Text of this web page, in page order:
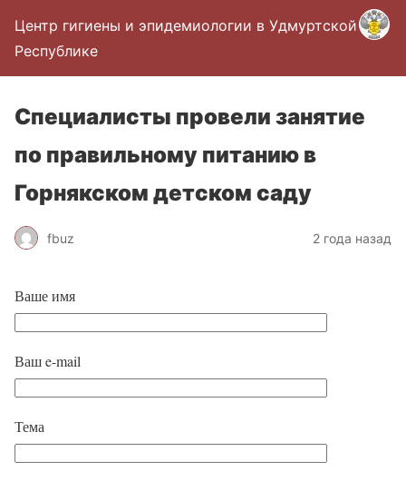
Центр гигиены и эпидемиологии в Удмуртской
Республике
Специалисты провели занятие
по правильному питанию в
Горнякском детском саду
fbuz 2 года назад
Ваше имя
Ваш e-mail
Тема